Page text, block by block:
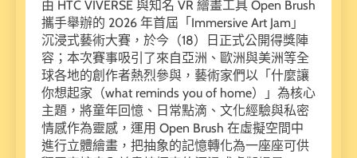
由 HTC VIVERSE 與知名 VR 繪畫工具 Open Brush
攜手舉辦的 2026 年首屆「Immersive Art Jam」
沉浸式藝術大賽，於今（18）日正式公開得獎陣
容；本次賽事吸引了來自亞洲、歐洲與美洲等全
球各地的創作者熱烈參與，藝術家們以「什麼讓
你想起家（what reminds you of home）」為核心
主題，將童年回憶、日常點滴、文化經驗與私密
情感作為靈感，運用 Open Brush 在虛擬空間中
進行立體繪畫，把抽象的記憶轉化為一座座可供